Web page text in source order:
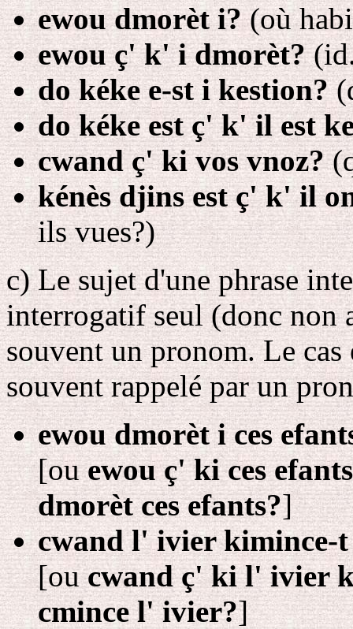
ewou dmorèt i?(où
ewou ç' k' i dmorèt?
do kéke e-st i kestion?
do kéke est ç' k' il est
cwand ç' ki vos vnoz?
kénès djins est ç' k' il
ils vues?)
c) Le sujet d'une phrase
interrogatif seul (donc non
souvent un pronom. Le
souvent rappelé par un
ewou dmorèt i ces
[ouewou ç' ki ces
dmorèt ces efants?]
cwand l' ivier kimince-
[oucwand ç' ki l' ivier
cmince l' ivier?]